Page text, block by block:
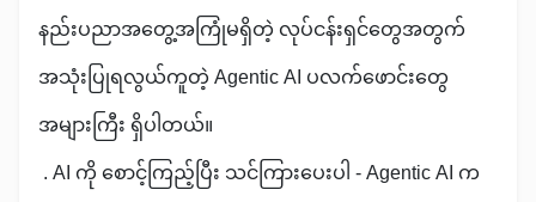
နည်းပညာအတွေ့အကြုံမရှိတဲ့ လုပ်ငန်းရှင်တွေအတွက်
အသုံးပြုရလွယ်ကူတဲ့ Agentic AI ပလက်ဖောင်းတွေ
အများကြီး ရှိပါတယ်။
. AI ကို စောင့်ကြည့်ပြီး သင်ကြားပေးပါ - Agentic AI က